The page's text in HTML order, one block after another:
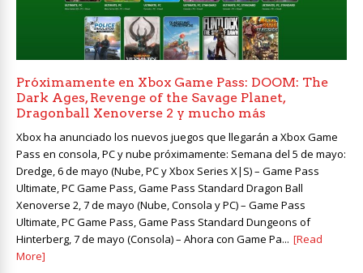
Próximamente en Xbox Game Pass: DOOM: The
Dark Ages, Revenge of the Savage Planet,
Dragonball Xenoverse 2 y mucho más
Xbox ha anunciado los nuevos juegos que llegarán a Xbox Game
Pass en consola, PC y nube próximamente: Semana del 5 de mayo:
Dredge, 6 de mayo (Nube, PC y Xbox Series X|S) – Game Pass
Ultimate, PC Game Pass, Game Pass Standard Dragon Ball
Xenoverse 2, 7 de mayo (Nube, Consola y PC) – Game Pass
Ultimate, PC Game Pass, Game Pass Standard Dungeons of
Hinterberg, 7 de mayo (Consola) – Ahora con Game Pa... [Read
More]